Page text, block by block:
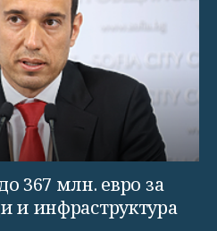
367 млн. евро за
и инфраструктура